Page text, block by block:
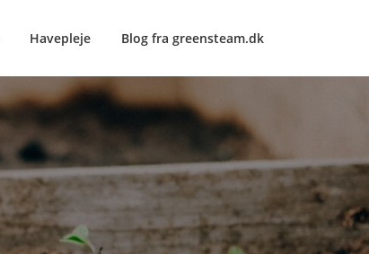
Havepleje Blog fra greensteam.dk